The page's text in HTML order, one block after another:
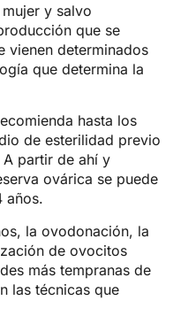
y salvo
que se
vienen determinados
que determina la
hasta los
de esterilidad previo
partir de ahí y
ovárica se puede
años.
la ovodonación, la
de ovocitos
más tempranas de
las técnicas que